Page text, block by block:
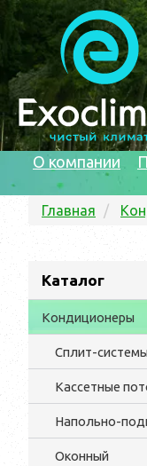
О компании
Главная
Каталог
Кондиционеры
Сплит-системы
Кассетные
Напольно-
Оконный